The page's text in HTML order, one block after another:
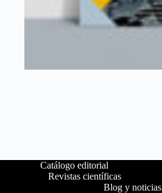
Catálogo editorial
Revistas científicas
Blog y noticias